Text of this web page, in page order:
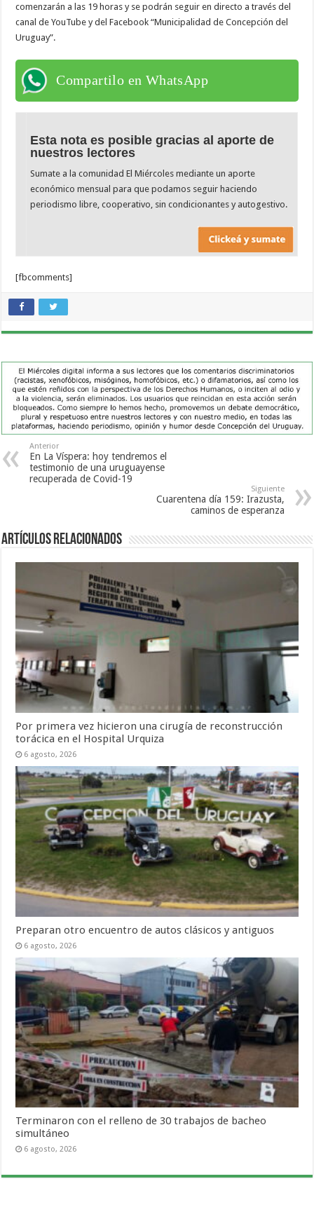
comenzarán a las 19 horas y se podrán seguir en directo a través del
canal de YouTube y del Facebook “Municipalidad de Concepción del
Uruguay”.
Compartilo en WhatsApp
Esta nota es posible gracias al aporte de
nuestros lectores
Sumate a la comunidad El Miércoles mediante un aporte
económico mensual para que podamos seguir haciendo
periodismo libre, cooperativo, sin condicionantes y autogestivo.
[fbcomments]
Anterior
En La Víspera: hoy tendremos el
testimonio de una uruguayense
recuperada de Covid-19
Siguiente
Cuarentena día 159: Irazusta,
caminos de esperanza
Artículos Relacionados
Por primera vez hicieron una cirugía de reconstrucción
torácica en el Hospital Urquiza
6 agosto, 2026
Preparan otro encuentro de autos clásicos y antiguos
6 agosto, 2026
Terminaron con el relleno de 30 trabajos de bacheo
simultáneo
6 agosto, 2026